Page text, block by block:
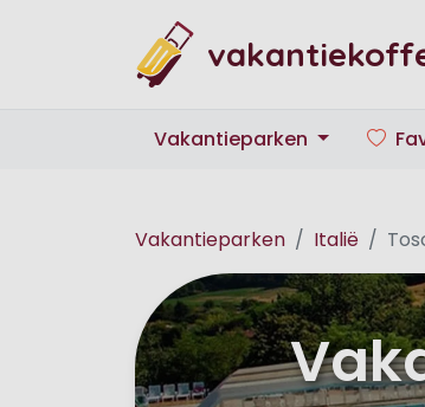
Vakantieparken
Vakantieparken Italië